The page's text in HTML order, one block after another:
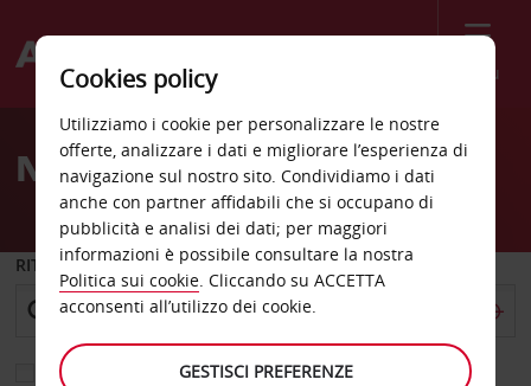
Menù
Welcome
AvisNoleggio auto Ballito
RITIRO DA
Scegli una località di riconsegna diversa
Cookies policy
Utilizziamo i cookie per personalizzare le nostre
offerte, analizzare i dati e migliorare l’esperienza di
navigazione sul nostro sito. Condividiamo i dati
anche con partner affidabili che si occupano di
pubblicità e analisi dei dati; per maggiori
informazioni è possibile consultare la nostra
Politica sui cookie. Cliccando su ACCETTA
acconsenti all’utilizzo dei cookie.
GESTISCI PREFERENZE